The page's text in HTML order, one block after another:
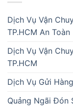
Dịch Vụ Vận
TP.HCM An Toàn
Dịch Vụ Vận
TP.HCM
Dịch Vụ Gửi
Quảng Ngãi Đón